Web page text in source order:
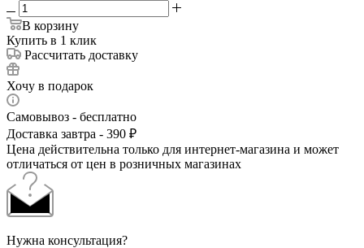
В корзину
Купить в 1 клик
Рассчитать доставку
Хочу в подарок
Самовывоз - бесплатно
Доставка завтра - 390 ₽
Цена действительна только для интернет-магазина и может
отличаться от цен в розничных магазинах
Нужна консультация?